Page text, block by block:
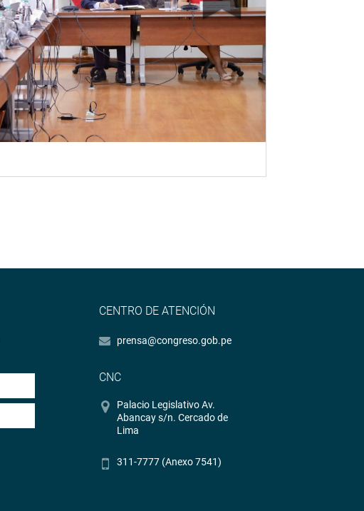
CENTRO DE ATENCIÓN
prensa@congreso.gob.pe
CNC
Palacio Legislativo Av.
Abancay s/n. Cercado de
Lima
311-7777 (Anexo 7541)